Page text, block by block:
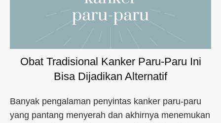
Obat Tradisional Kanker Paru-Paru Ini
Bisa Dijadikan Alternatif
Banyak pengalaman penyintas kanker paru-paru
yang pantang menyerah dan akhirnya menemukan